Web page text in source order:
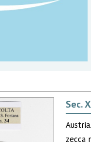
Sec.
zecca